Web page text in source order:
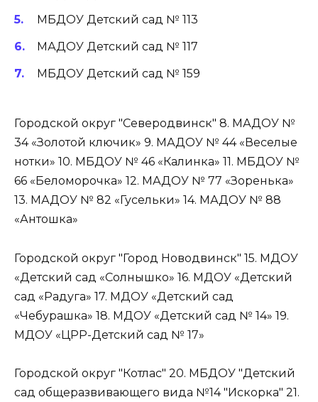
МБДОУ Детский сад № 113
МАДОУ Детский сад № 117
МБДОУ Детский сад № 159
Городской округ "Северодвинск" 8. МАДОУ №
34 «Золотой ключик» 9. МАДОУ № 44 «Веселые
нотки» 10. МБДОУ № 46 «Калинка» 11. МБДОУ №
66 «Беломорочка» 12. МАДОУ № 77 «Зоренька»
13. МАДОУ № 82 «Гусельки» 14. МАДОУ № 88
«Антошка»
Городской округ "Город Новодвинск" 15. МДОУ
«Детский сад «Солнышко» 16. МДОУ «Детский
сад «Радуга» 17. МДОУ «Детский сад
«Чебурашка» 18. МДОУ «Детский сад № 14» 19.
МДОУ «ЦРР-Детский сад № 17»
Городской округ "Котлас" 20. МБДОУ "Детский
сад общеразвивающего вида №14 "Искорка" 21.